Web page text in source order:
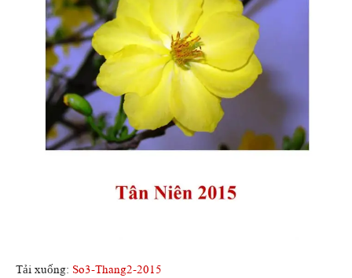
Tải xuống: So3-Thang2-2015